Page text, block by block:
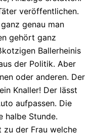
veröffentlichen.
genau man
gehört ganz
Ballerheinis
der Politik. Aber
oder anderen. Der
Knaller! Der lässt
aufpassen. Die
halbe Stunde.
zu der Frau welche